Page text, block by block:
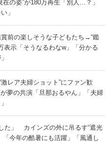
の姿”が180万再生「別人…？」
」
賞前の楽しそうな子どもたち→“鑑
表示「そうなるわなw」「分かる
レア夫婦ショット”にファン歓
夢の共演「旦那おるやん」「夫婦
た」 カインズの外に吊るす“遮光
今年の酷暑にも活躍」「風通し